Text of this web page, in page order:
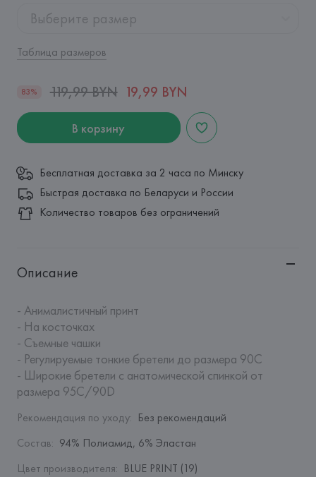
Выберите размер
Таблица размеров
83% 119,99 BYN 19,99 BYN
В корзину
Бесплатная доставка за 2 часа по Минску
Быстрая доставка по Беларуси и России
Количество товаров без ограничений
Описание
- Анималистичный принт
- На косточках
- Съемные чашки
- Регулируемые тонкие бретели до размера 90С
- Широкие бретели с анатомической спинкой от
размера 95C/90D
Рекомендация по уходу: Без рекомендаций
Состав: 94% Полиамид, 6% Эластан
Цвет производителя: BLUE PRINT (19)